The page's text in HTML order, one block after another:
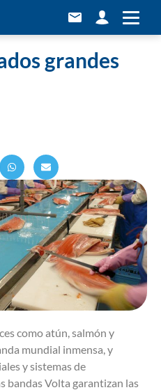
grandes
como atún, salmón y
mundial inmensa, y
y sistemas de
bandas Volta garantizan las